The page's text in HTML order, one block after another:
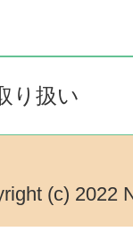
り扱い
(c) 2022